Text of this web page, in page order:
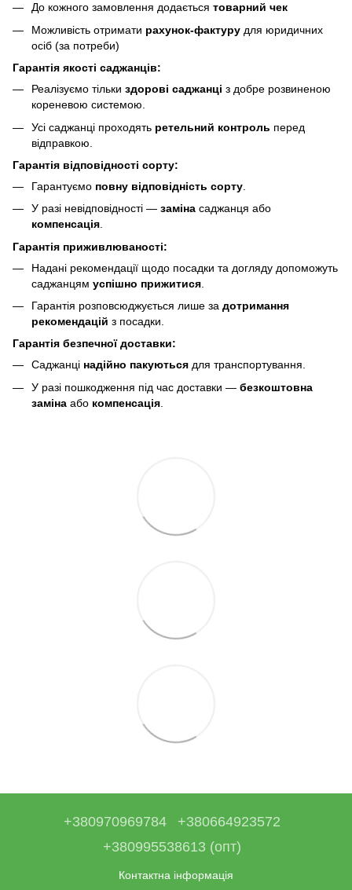
До кожного замовлення додається товарний чек
Можливість отримати рахунок-фактуру для юридичних
осіб (за потреби)
Гарантія якості саджанців:
Реалізуємо тільки здорові саджанці з добре розвиненою
кореневою системою.
Усі саджанці проходять ретельний контроль перед
відправкою.
Гарантія відповідності сорту:
Гарантуємо повну відповідність сорту
У разі невідповідності — заміна саджанця або
компенсація.
Гарантія приживлюваності:
Надані рекомендації щодо посадки та догляду допоможуть
саджанцям успішно прижитися
Гарантія розповсюджується лише за дотримання
рекомендацій з посадки.
Гарантія безпечної доставки:
Саджанці надійно пакуються для транспортування.
У разі пошкодження під час доставки — безкоштовна
заміна або компенсація
+380970969784
+380664923572
+380995538613 (опт)
Контактна інформація